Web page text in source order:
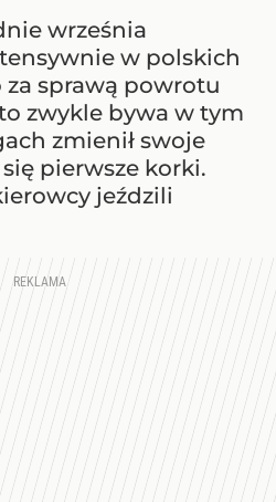
września
w polskich
za sprawą powrotu
zwykle bywa w tym
zmienił swoje
pierwsze korki.
jeździli